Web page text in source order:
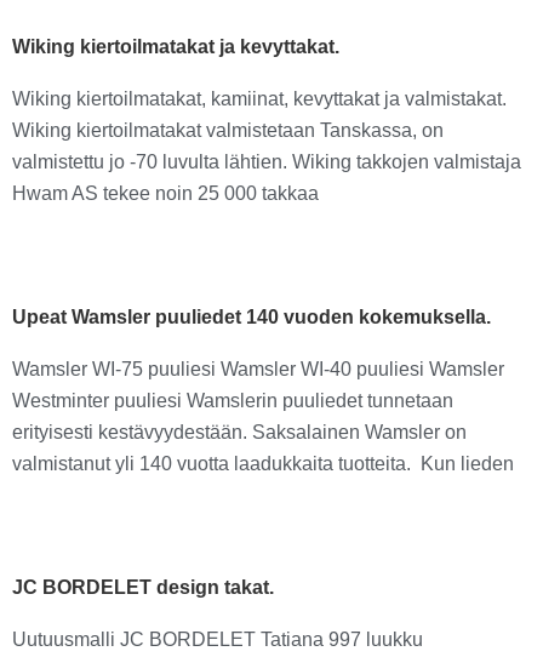
Wiking kiertoilmatakat ja kevyttakat.
Wiking kiertoilmatakat, kamiinat, kevyttakat ja valmistakat.
Wiking kiertoilmatakat valmistetaan Tanskassa, on
valmistettu jo -70 luvulta lähtien. Wiking takkojen valmistaja
Hwam AS tekee noin 25 000 takkaa
Upeat Wamsler puuliedet 140 vuoden kokemuksella.
Wamsler WI-75 puuliesi Wamsler WI-40 puuliesi Wamsler
Westminter puuliesi Wamslerin puuliedet tunnetaan
erityisesti kestävyydestään. Saksalainen Wamsler on
valmistanut yli 140 vuotta laadukkaita tuotteita. Kun lieden
JC BORDELET design takat.
Uutuusmalli JC BORDELET Tatiana 997 luukku